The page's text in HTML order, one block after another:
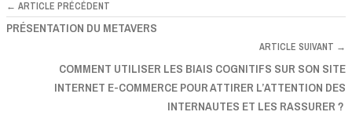
← ARTICLE PRÉCÉDENT
PRÉSENTATION DU METAVERS
ARTICLE SUIVANT →
COMMENT UTILISER LES BIAIS COGNITIFS SUR SON SITE
INTERNET E-COMMERCE POUR ATTIRER L’ATTENTION DES
INTERNAUTES ET LES RASSURER ?